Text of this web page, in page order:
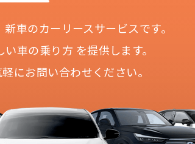
新車のカーリースサービスです。
車の乗り方 を提供します。
にお問い合わせください。
ただけます！
心！
安心